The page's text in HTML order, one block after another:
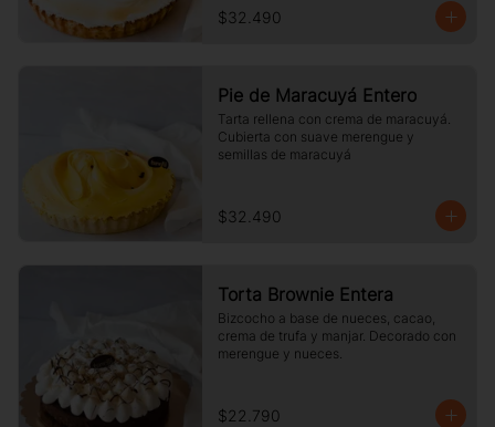
$32.490
Pie de Maracuyá Entero
Tarta rellena con crema de maracuyá.
Cubierta con suave merengue y
semillas de maracuyá
$32.490
Torta Brownie Entera
Bizcocho a base de nueces, cacao,
crema de trufa y manjar. Decorado con
merengue y nueces.
$22.790